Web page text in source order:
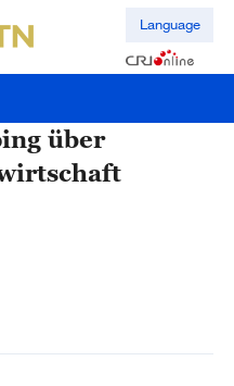
Language
über